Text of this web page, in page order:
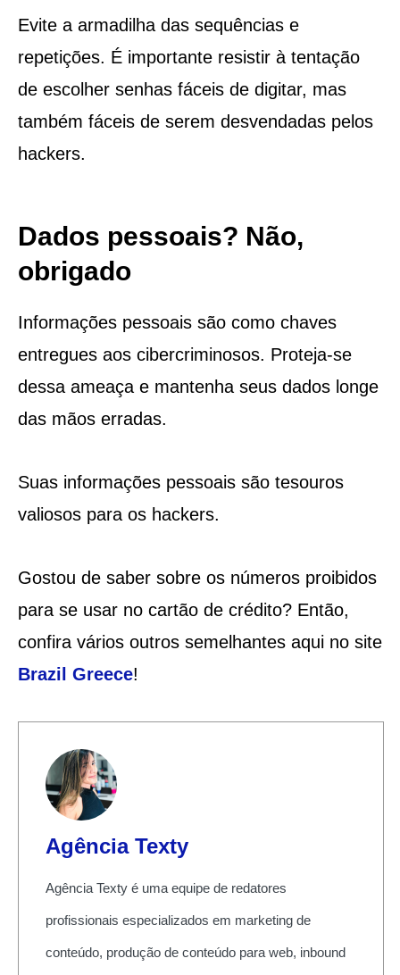
Evite a armadilha das sequências e
repetições. É importante resistir à tentação
de escolher senhas fáceis de digitar, mas
também fáceis de serem desvendadas pelos
hackers.
Dados pessoais? Não,
obrigado
Informações pessoais são como chaves
entregues aos cibercriminosos. Proteja-se
dessa ameaça e mantenha seus dados longe
das mãos erradas.
Suas informações pessoais são tesouros
valiosos para os hackers.
Gostou de saber sobre os números proibidos
para se usar no cartão de crédito? Então,
confira vários outros semelhantes aqui no site
Brazil Greece!
Agência Texty
Agência Texty é uma equipe de redatores
profissionais especializados em marketing de
conteúdo, produção de conteúdo para web, inbound